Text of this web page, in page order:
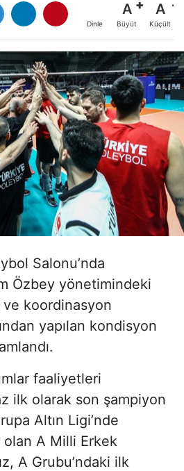
Dinle
A
Büyüt
A
Küçült
Salonu’nda
Özbey yönetimindeki
ve koordinasyon
yapılan kondisyon
faaliyetleri
ilk olarak son şampiyon
Altın Ligi’nde
A Milli Erkek
A Grubu’ndaki ilk